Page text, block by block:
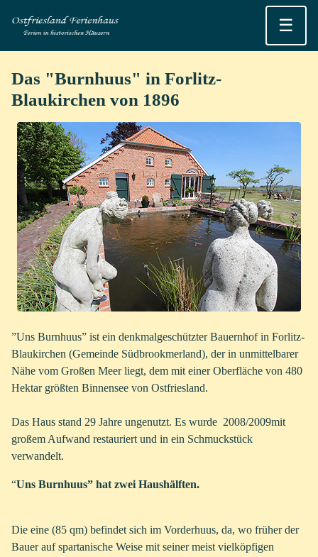
☰
Das "Burnhuus" in Forlitz-
Blaukirchen von 1896
”Uns Burnhuus” ist ein denkmalgeschützter Bauernhof in Forlitz-
Blaukirchen (Gemeinde Südbrookmerland), der in unmittelbarer
Nähe vom Großen Meer liegt, dem mit einer Oberfläche von 480
Hektar größten Binnensee von Ostfriesland.
Das Haus stand 29 Jahre ungenutzt. Es wurde 2008/2009mit
großem Aufwand restauriert und in ein Schmuckstück
verwandelt.
“Uns Burnhuus” hat zwei Haushälften.
Die eine (85 qm) befindet sich im Vorderhuus, da, wo früher der
Bauer auf spartanische Weise mit seiner meist vielköpfigen